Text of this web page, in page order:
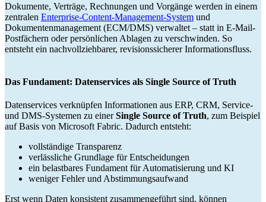
Dokumente, Verträge, Rechnungen und Vorgänge werden in einem
zentralen Enterprise-Content-Management-System und
Dokumentenmanagement (ECM/DMS) verwaltet – statt in E-Mail-
Postfächern oder persönlichen Ablagen zu verschwinden. So
entsteht ein nachvollziehbarer, revisionssicherer Informationsfluss.
Das Fundament: Datenservices als Single Source of Truth
Datenservices verknüpfen Informationen aus ERP, CRM, Service-
und DMS-Systemen zu einerSingle Source of Truth, zum Beispiel
auf Basis von Microsoft Fabric. Dadurch entsteht:
vollständige Transparenz
verlässliche Grundlage für Entscheidungen
ein belastbares Fundament für Automatisierung und KI
weniger Fehler und Abstimmungsaufwand
Erst wenn Daten konsistent zusammengeführt sind, können